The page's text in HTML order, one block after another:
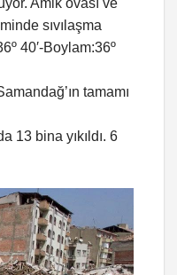
Amik ovası ve
sıvılaşma
40′-Boylam:36º
tamamı
13 bina yıkıldı. 6